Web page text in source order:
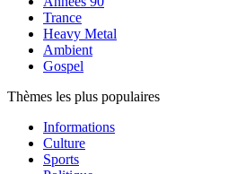
Trance
Heavy Metal
Ambient
Gospel
Thèmes les plus populaires
Informations
Culture
Sports